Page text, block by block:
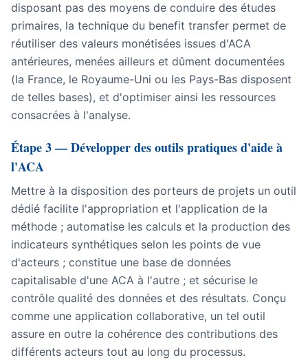
disposant pas des moyens de conduire des études
primaires, la technique du benefit transfer permet de
réutiliser des valeurs monétisées issues d'ACA
antérieures, menées ailleurs et dûment documentées
(la France, le Royaume-Uni ou les Pays-Bas disposent
de telles bases), et d'optimiser ainsi les ressources
consacrées à l'analyse.
Étape 3 — Développer des outils pratiques d'aide à
l'ACA
Mettre à la disposition des porteurs de projets un outil
dédié facilite l'appropriation et l'application de la
méthode ; automatise les calculs et la production des
indicateurs synthétiques selon les points de vue
d'acteurs ; constitue une base de données
capitalisable d'une ACA à l'autre ; et sécurise le
contrôle qualité des données et des résultats. Conçu
comme une application collaborative, un tel outil
assure en outre la cohérence des contributions des
différents acteurs tout au long du processus.